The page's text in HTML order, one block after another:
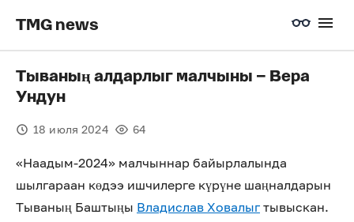
TMG news
Тываның алдарлыг малчыны – Вера
Ундун
18 июля 2024 64
«Наадым-2024» малчыннар байырлалында
шылгараан көдээ ишчилерге күрүне шаңналдарын
Тываның Баштыңы Владислав Ховалыг тывыскан.